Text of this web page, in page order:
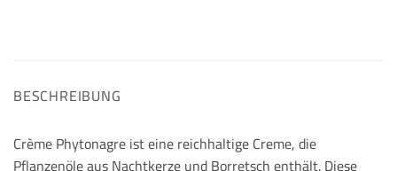
BESCHREIBUNG
Crème Phytonagre ist eine reichhaltige Creme, die
Pflanzenöle aus Nachtkerze und Borretsch enthält. Diese